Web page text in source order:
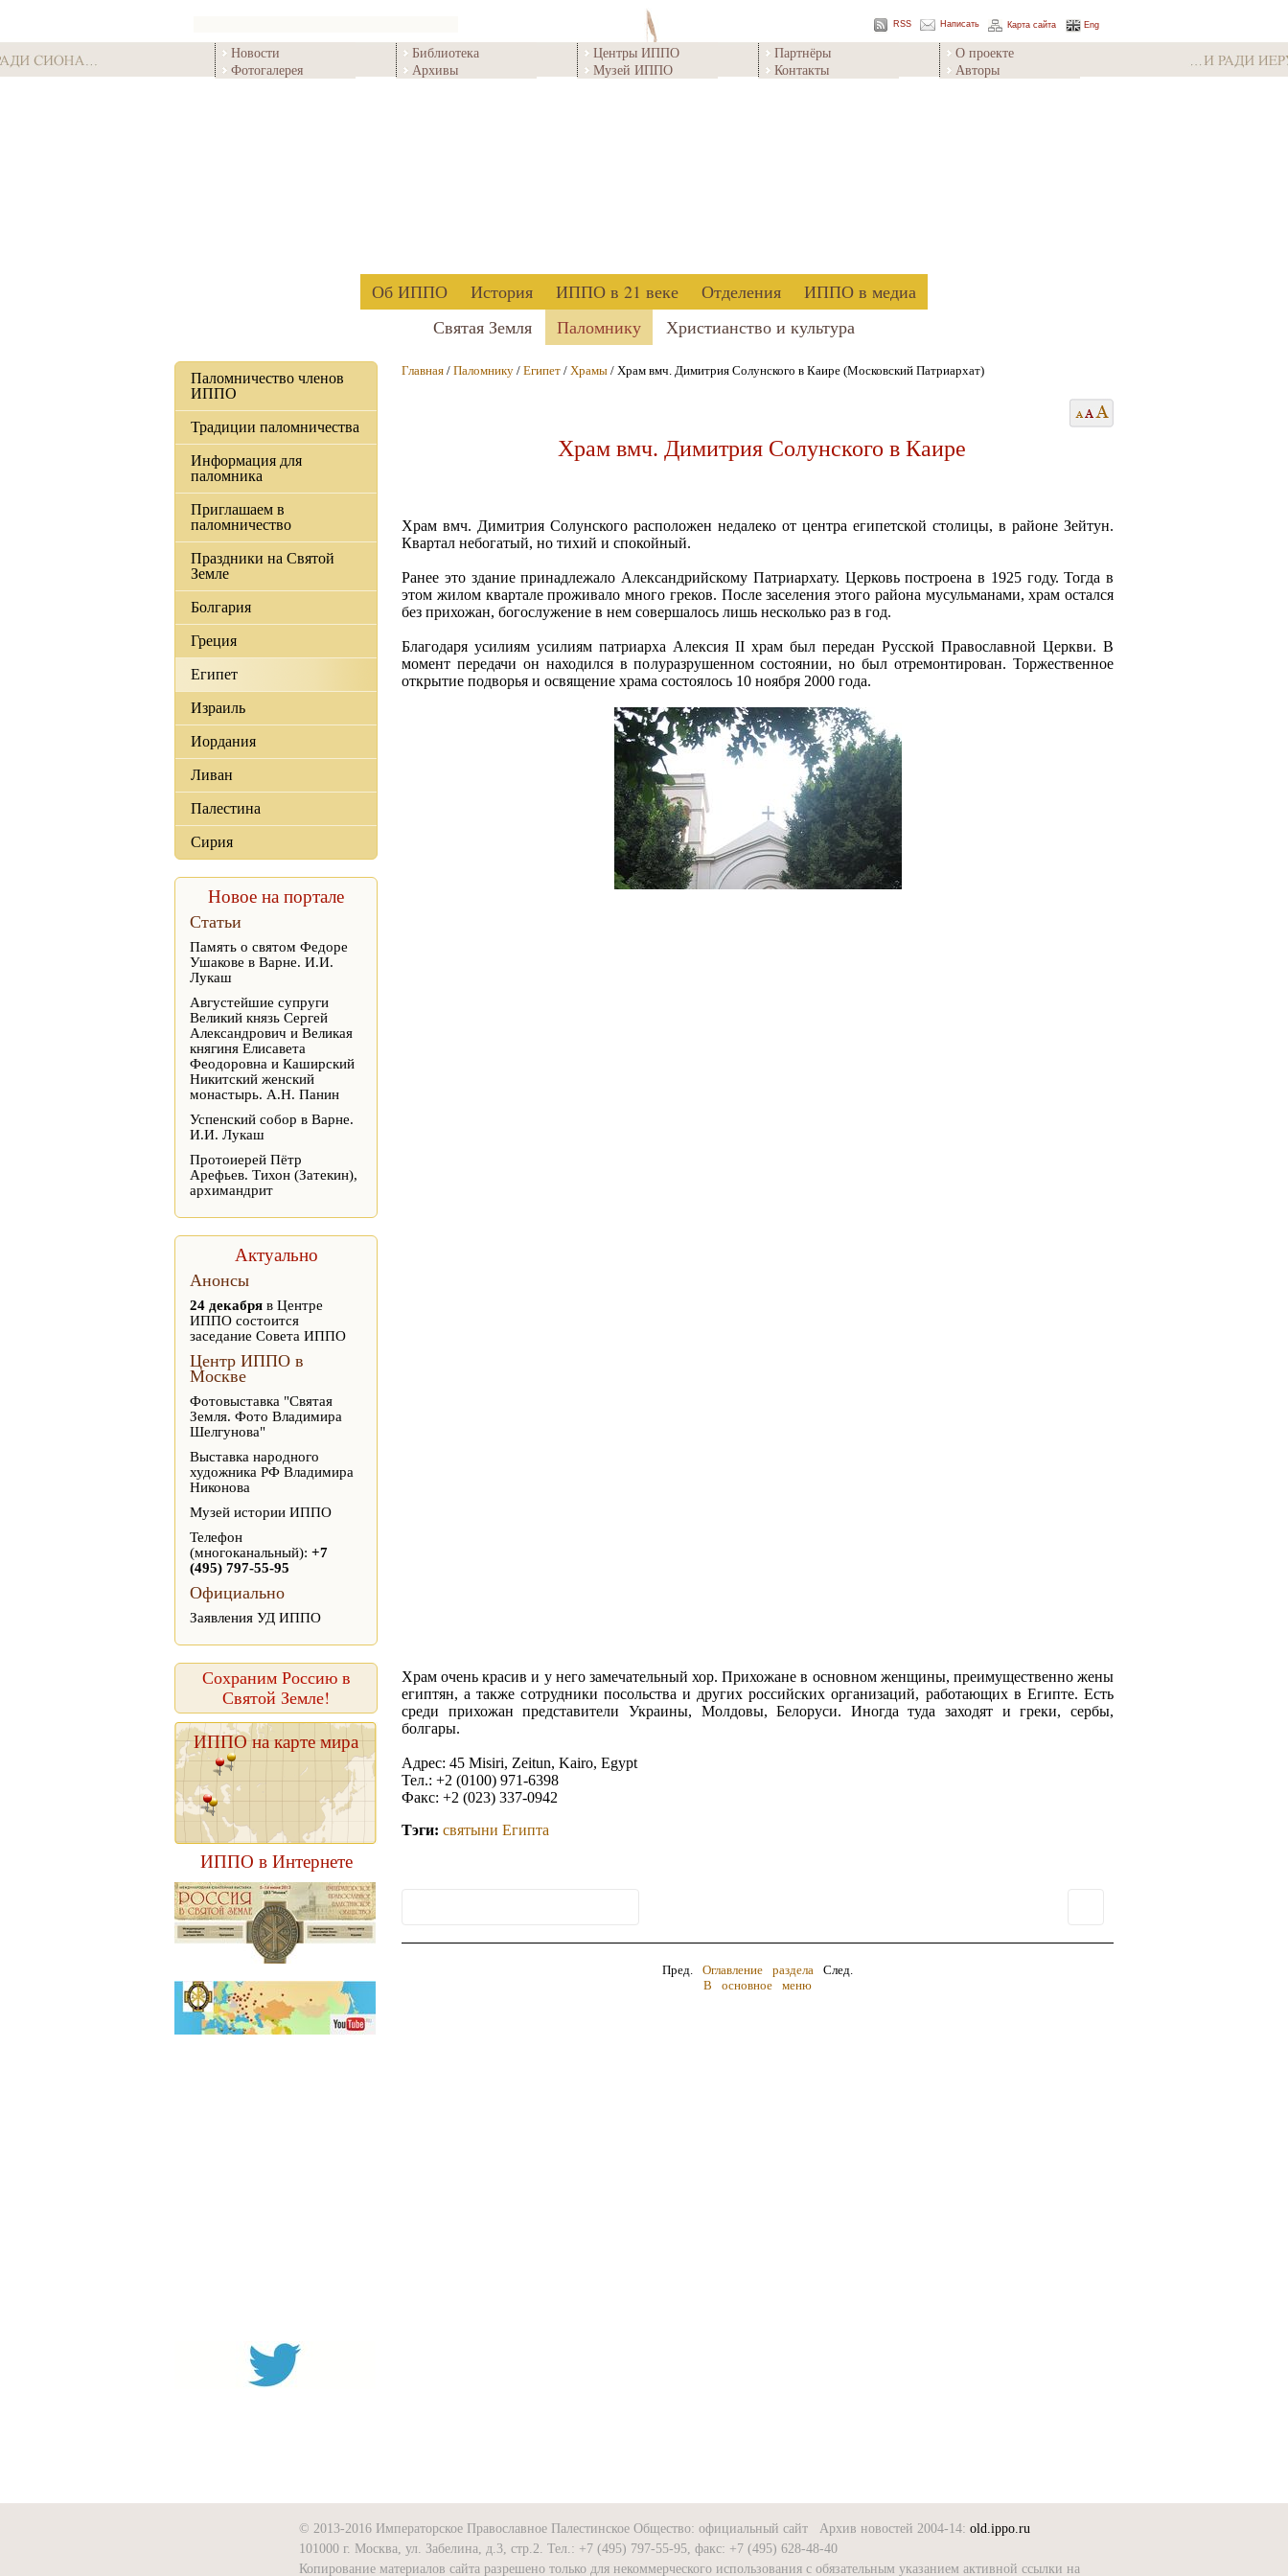
RSS Написать Карта сайта Eng
Новости
Фотогалерея
Библиотека
Архивы
Центры ИППО
Музей ИППО
Партнёры
Контакты
О проекте
Авторы
Об ИППО История ИППО в 21 веке Отделения
ИППО в медиа
Святая Земля
Паломнику Христианство и культура
Паломничество членов
ИППО
Традиции паломничества
Информация для
паломника
Приглашаем в
паломничество
Праздники на Святой
Земле
Болгария
Греция
Египет
Израиль
Иордания
Ливан
Палестина
Сирия
Новое на портале
Статьи
Память о святом Федоре
Ушакове в Варне. И.И.
Лукаш
Августейшие супруги
Великий князь Сергей
Александрович и Великая
княгиня Елисавета
Феодоровна и Каширский
Никитский женский
монастырь. А.Н. Панин
Успенский собор в Варне.
И.И. Лукаш
Протоиерей Пётр
Арефьев. Тихон (Затекин),
архимандрит
Актуально
Анонсы
24 декабря в Центре
ИППО состоится
заседание Совета ИППО
Центр ИППО в
Москве
Фотовыставка "Святая
Земля. Фото Владимира
Шелгунова"
Выставка народного
художника РФ Владимира
Никонова
Музей истории ИППО
Телефон
(многоканальный): +7
(495) 797-55-95
Официально
Заявления УД ИППО
Сохраним Россию в
Святой Земле!
ИППО на карте мира
ИППО в Интернете
Главная / Паломнику / Египет / Храмы / Храм вмч. Димитрия Солунского в Каире (Московский Патриархат)
Храм вмч. Димитрия Солунского в Каире
Храм вмч. Димитрия Солунского расположен недалеко от центра египетской столицы, в районе Зейтун.
Квартал небогатый, но тихий и спокойный.
Ранее это здание принадлежало Александрийскому Патриархату. Церковь построена в 1925 году. Тогда в
этом жилом квартале проживало много греков. После заселения этого района мусульманами, храм остался
без прихожан, богослужение в нем совершалось лишь несколько раз в год.
Благодаря усилиям усилиям патриарха Алексия II храм был передан Русской Православной Церкви. В
момент передачи он находился в полуразрушенном состоянии, но был отремонтирован. Торжественное
открытие подворья и освящение храма состоялось 10 ноября 2000 года.
Храм очень красив и у него замечательный хор. Прихожане в основном женщины, преимущественно жены
египтян, а также сотрудники посольства и других российских организаций, работающих в Египте. Есть
среди прихожан представители Украины, Молдовы, Белоруси. Иногда туда заходят и греки, сербы,
болгары.
Адрес: 45 Misiri, Zeitun, Kairo, Egypt
Тел.: +2 (0100) 971-6398
Факс: +2 (023) 337-0942
Тэги: святыни Египта
Пред. Оглавление раздела След.
В основное меню
© 2013-2016 Императорское Православное Палестинское Общество: официальный сайт Архив новостей 2004-14: old.ippo.ru
101000 г. Москва, ул. Забелина, д.3, стр.2. Тел.: +7 (495) 797-55-95, факс: +7 (495) 628-48-40
Копирование материалов сайта разрешено только для некоммерческого использования с обязательным указанием активной ссылки на